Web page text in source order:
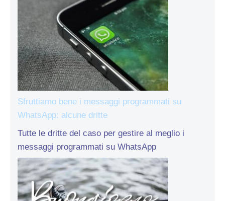
Sfruttiamo bene i messaggi programmati su
WhatsApp: alcune dritte
Tutte le dritte del caso per gestire al meglio i
messaggi programmati su WhatsApp